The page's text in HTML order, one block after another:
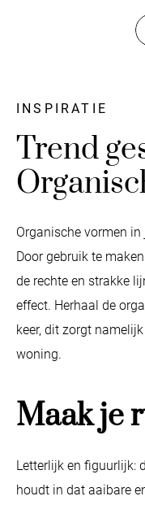
INSPIRATIE
Trend
Organische vormen
Door gebruik te
de rechte en strakke
effect. Herhaal de
keer, dit zorgt
woning.
Maak je
Letterlijk en figuurlijk:
houdt in dat aaibare